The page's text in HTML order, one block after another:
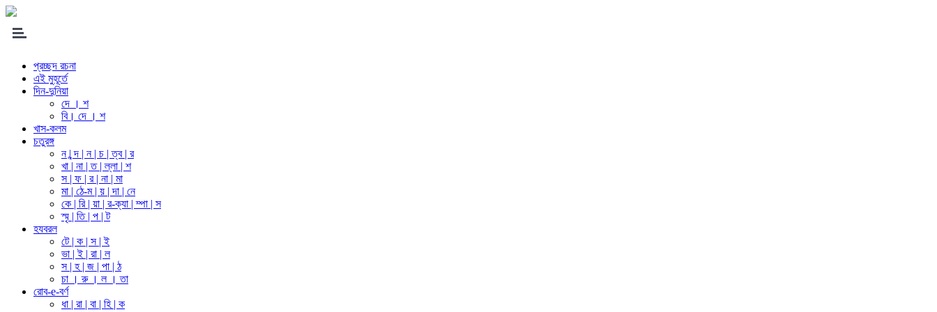
প্রচ্ছদ রচনা
এই মুহূর্তে
দিন-দুনিয়া
দে । শ
বি। দে । শ
খাস-কলম
চতুরঙ্গ
ন | ন্দ | ন | চ | ত্ব | র
খা | না | ত | ল্লা | শ
স | ফ | র | না | মা
মা | ঠে-ম | য় | দা | নে
কে | রি | য়া | র-ক্যা | ম্পা | স
স্মৃ | তি | প | ট
হযবরল
টে | ক | স | ই
ভা | ই | রা | ল
স | হ | জ | পা | ঠ
চা । রু । ল । তা
রোব-e-বর্ণ
ধা | রা | বা | হি | ক